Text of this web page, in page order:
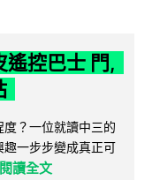
遙控巴士 門,
？一位就讀中三的
一步步變成真正可
閱讀全文